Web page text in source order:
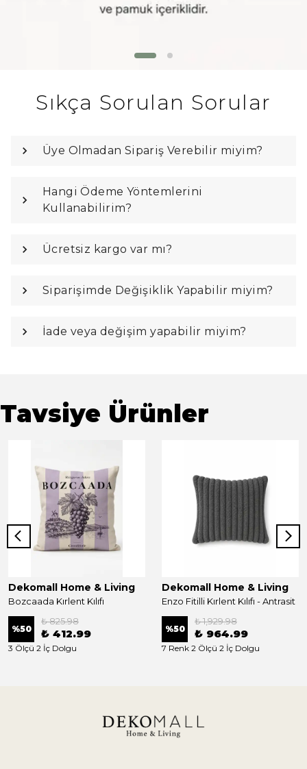
Sıkça Sorulan Sorular
Üye Olmadan Sipariş Verebilir miyim?
Hangi Ödeme Yöntemlerini
Kullanabilirim?
Ücretsiz kargo var mı?
Siparişimde Değişiklik Yapabilir miyim?
İade veya değişim yapabilir miyim?
Tavsiye Ürünler
Dekomall Home & Living
Bozcaada Kırlent Kılıfı
%50
₺ 825.98
₺ 412.99
3 Ölçü 2 İç Dolgu
Dekomall Home & Living
Enzo Fitilli Kırlent Kılıfı - Antrasit
%50
₺ 1,929.98
₺ 964.99
7 Renk 2 Ölçü 2 İç Dolgu